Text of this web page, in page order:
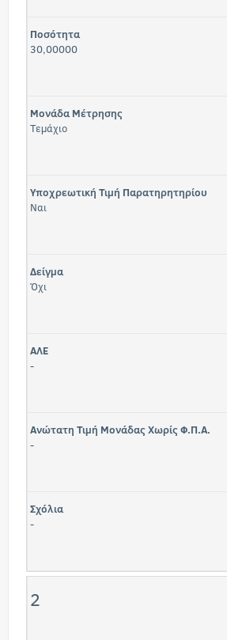
Ποσότητα
30,00000
Μονάδα Μέτρησης
Τεμάχιο
Υποχρεωτική Τιμή Παρατηρητηρίου
Ναι
Δείγμα
Όχι
ΑΛΕ
-
Ανώτατη Τιμή Μονάδας Χωρίς Φ.Π.Α.
-
Σχόλια
-
2